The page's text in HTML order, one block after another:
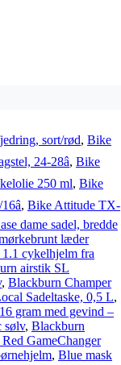
sort/rød, Bike
24-28â, Bike
250 ml, Bike
, Bike Attitude TX-
dame sadel, bredde
læder
cykelhjelm fra
airstik SL
, Blackburn Champer
Sadeltaske, 0,5 L,
gram med gevind –
sølv, Blackburn
GameChanger
, Blue mask